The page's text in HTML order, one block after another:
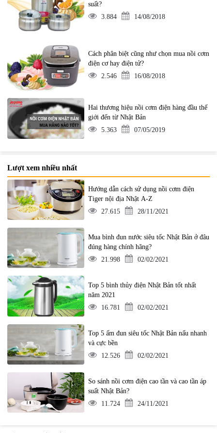
suất?
3.884
14/08/2018
Cách phân biệt cũng như chọn mua nồi cơm
điện cơ hay điện tử?
2.546
16/08/2018
Hai thương hiệu nồi cơm điện hàng đầu thế
giới đến từ Nhật Bản
5.363
07/05/2019
Lượt xem nhiều nhất
Hướng dẫn cách sử dụng nồi cơm điện
Tiger nội địa Nhật A-Z
27.615
28/11/2021
Mua bình đun nước siêu tốc Nhật Bản ở đâu
đúng hàng chính hãng?
21.998
02/02/2021
Top 5 bình thủy điện Nhật Bản tốt nhất
năm 2021
16.781
02/02/2021
Top 5 ấm đun siêu tốc Nhật Bản nấu nhanh
và cực bền
12.526
02/02/2021
So sánh nồi cơm điện cao tần và cao tần áp
suất Nhật Bản?
11.724
24/11/2021